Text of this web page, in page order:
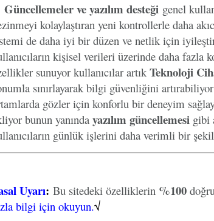
Güncellemeler ve yazılım desteği genel
kolaylaştıran yeni kontrollerle daha
de daha iyi bir düzen ve netlik için
kişisel verileri üzerinde daha fazla
sunuyor kullanıcılar artıkTeknoloji
sınırlayarak bilgi güvenliğini
gözler için konforlu bir deneyim
bunun yanında yazılım güncellemesi gibi
günlük işlerini daha verimli bir
Uyarı: Bu sitedeki özelliklerin %100
bilgi için okuyun.√